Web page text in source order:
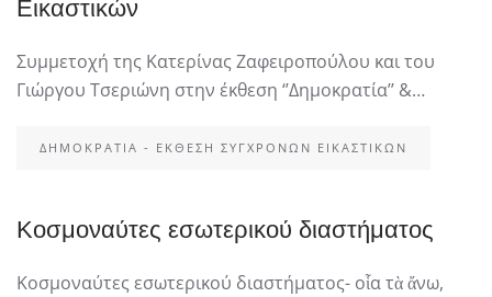
Εικαστικών
Συμμετοχή της Κατερίνας Ζαφειροπούλου και του
Γιώργου Τσεριώνη στην έκθεση ‘’Δημοκρατία’’ &…
ΔΗΜΟΚΡΑΤΊΑ - ΈΚΘΕΣΗ ΣΎΓΧΡΟΝΩΝ ΕΙΚΑΣΤΙΚΏΝ
Κοσμοναύτες εσωτερικού διαστήματος
Κοσμοναύτες εσωτερικού διαστήματος- οἷα τὰ ἄνω,